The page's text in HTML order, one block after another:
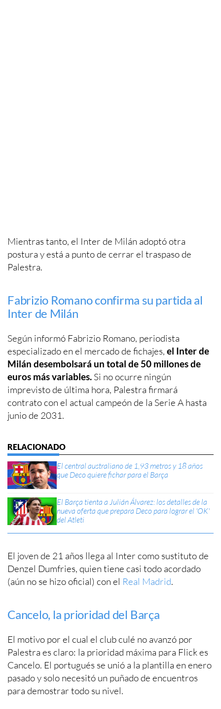
Mientras tanto, el Inter de Milán adoptó otra
postura y está a punto de cerrar el traspaso de
Palestra.
Fabrizio Romano confirma su partida al
Inter de Milán
Según informó Fabrizio Romano, periodista
especializado en el mercado de fichajes, el Inter de
Milán desembolsará un total de 50 millones de
euros más variables. Si no ocurre ningún
imprevisto de última hora, Palestra firmará
contrato con el actual campeón de la Serie A hasta
junio de 2031.
El central australiano de 1,93 metros y 18 años
que Deco quiere fichar para el Barça
El Barça tienta a Julián Álvarez: los detalles de la
nueva oferta que prepara Deco para lograr el 'OK'
del Atleti
El joven de 21 años llega al Inter como sustituto de
Denzel Dumfries, quien tiene casi todo acordado
(aún no se hizo oficial) con el Real Madrid.
Cancelo, la prioridad del Barça
El motivo por el cual el club culé no avanzó por
Palestra es claro: la prioridad máxima para Flick es
Cancelo. El portugués se unió a la plantilla en enero
pasado y solo necesitó un puñado de encuentros
para demostrar todo su nivel.